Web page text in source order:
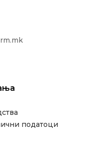
податоци